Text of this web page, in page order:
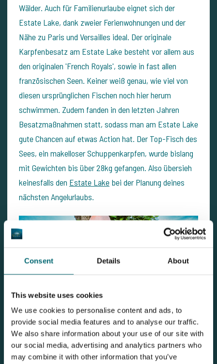
Consent Details About
This website uses cookies
We use cookies to personalise content and ads, to
provide social media features and to analyse our traffic.
We also share information about your use of our site with
our social media, advertising and analytics partners who
may combine it with other information that you’ve
Wälder. Auch für Familienurlaube eignet sich der
Estate Lake, dank zweier Ferienwohnungen und der
Nähe zu Paris und Versailles ideal. Der originale
Karpfenbesatz am Estate Lake besteht vor allem aus
den originalen 'French Royals', sowie in fast allen
französischen Seen. Keiner weiß genau, wie viel von
diesen ursprünglichen Fischen noch hier herum
schwimmen. Zudem fanden in den letzten Jahren
Besatzmaßnahmen statt, sodass man am Estate Lake
gute Chancen auf etwas Action hat. Der Top-Fisch des
Sees, ein makelloser Schuppenkarpfen, wurde bislang
mit Gewichten bis über 28kg gefangen. Also übersieh
keinesfalls den Estate Lake bei der Planung deines
nächsten Angelurlaubs.